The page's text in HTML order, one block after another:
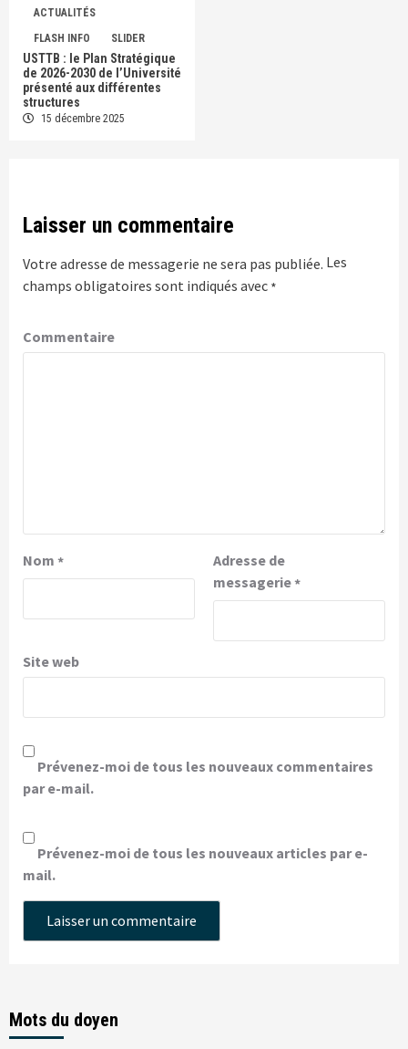
ACTUALITÉS
FLASH INFO
SLIDER
USTTB : le Plan Stratégique
de 2026-2030 de l’Université
présenté aux différentes
structures
15 décembre 2025
Laisser un commentaire
Votre adresse de messagerie ne sera pas publiée. Les
champs obligatoires sont indiqués avec *
Commentaire
Nom *
Adresse de
messagerie*
Site web
Prévenez-moi de tous les nouveaux commentaires
par e-mail.
Prévenez-moi de tous les nouveaux articles par e-
mail.
Mots du doyen